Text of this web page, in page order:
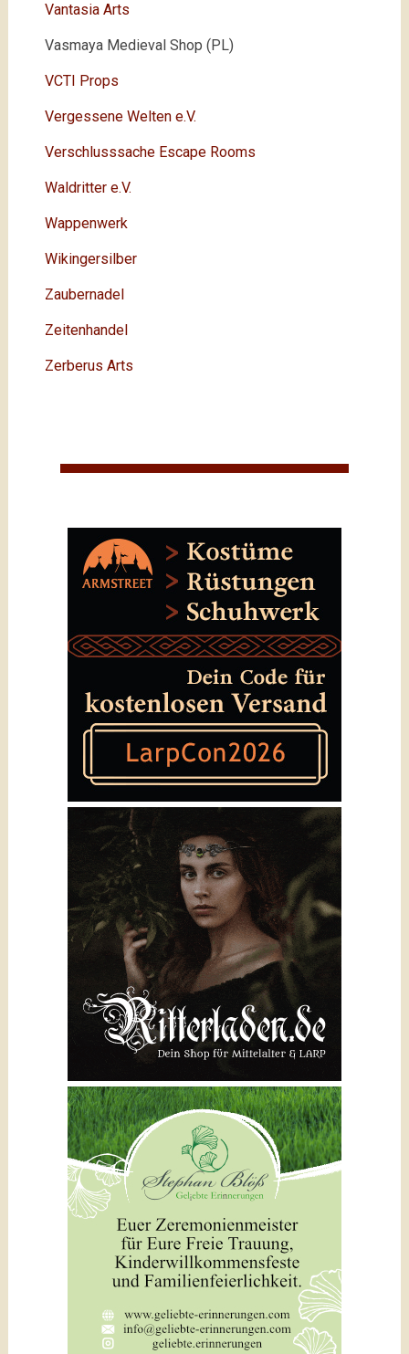
Vantasia Arts
Vasmaya Medieval Shop (PL)
VCTI Props
Vergessene Welten e.V.
Verschlusssache Escape Rooms
Waldritter e.V.
Wappenwerk
Wikingersilber
Zaubernadel
Zeitenhandel
Zerberus Arts